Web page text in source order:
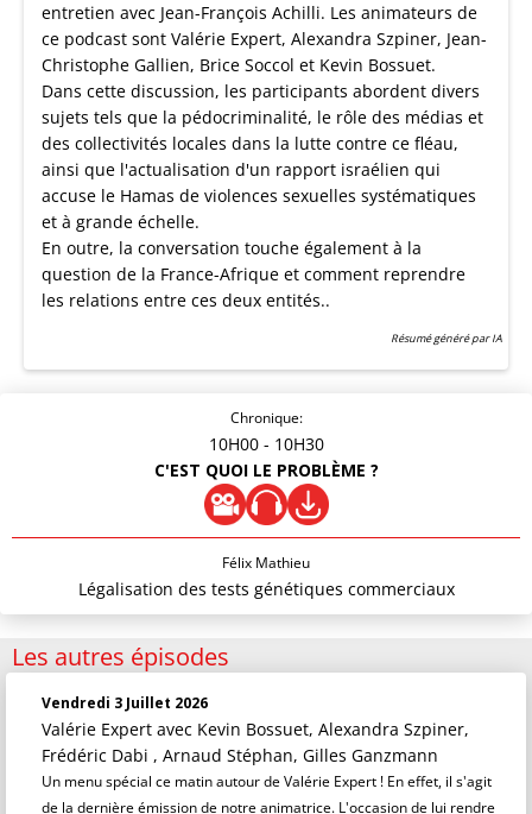
entretien avec Jean-François Achilli. Les animateurs de
ce podcast sont Valérie Expert, Alexandra Szpiner, Jean-
Christophe Gallien, Brice Soccol et Kevin Bossuet.
Dans cette discussion, les participants abordent divers
sujets tels que la pédocriminalité, le rôle des médias et
des collectivités locales dans la lutte contre ce fléau,
ainsi que l'actualisation d'un rapport israélien qui
accuse le Hamas de violences sexuelles systématiques
et à grande échelle.
En outre, la conversation touche également à la
question de la France-Afrique et comment reprendre
les relations entre ces deux entités..
Résumé généré par IA
Chronique:
10H00 - 10H30
C'EST QUOI LE PROBLÈME ?
Félix Mathieu
Légalisation des tests génétiques commerciaux
Les autres épisodes
Vendredi 3 Juillet 2026
Valérie Expert avec Kevin Bossuet, Alexandra Szpiner,
Frédéric Dabi , Arnaud Stéphan, Gilles Ganzmann
Un menu spécial ce matin autour de Valérie Expert ! En effet, il s'agit
de la dernière émission de notre animatrice. L'occasion de lui rendre